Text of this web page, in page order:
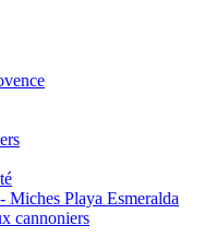
Miches Playa Esmeralda
cannoniers